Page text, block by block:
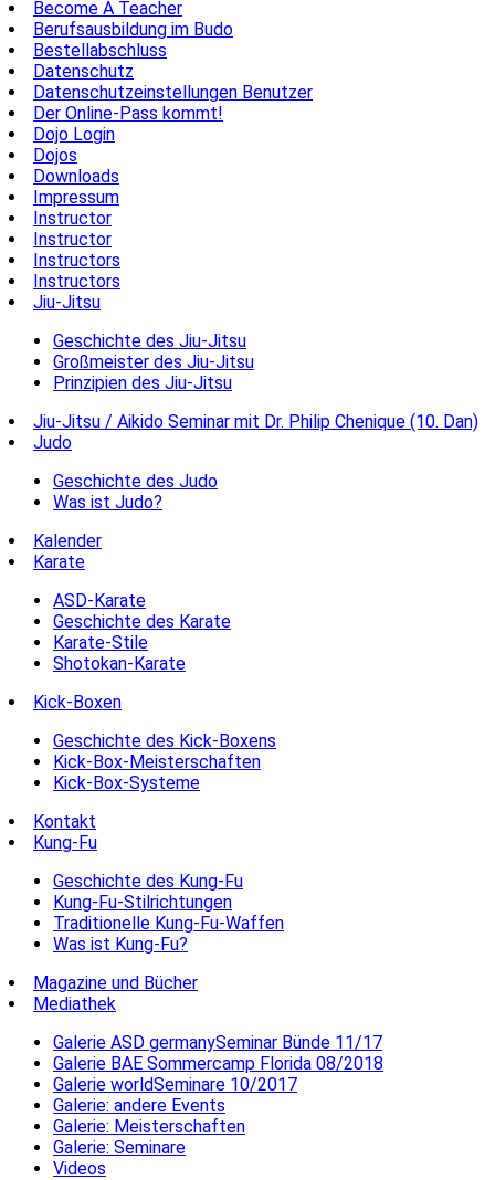
Become A Teacher
Berufsausbildung im Budo
Bestellabschluss
Datenschutz
Datenschutzeinstellungen Benutzer
Der Online-Pass kommt!
Dojo Login
Dojos
Downloads
Impressum
Instructor
Instructor
Instructors
Instructors
Jiu-Jitsu
Geschichte des Jiu-Jitsu
Großmeister des Jiu-Jitsu
Prinzipien des Jiu-Jitsu
Jiu-Jitsu / Aikido Seminar mit Dr. Philip Chenique (10. Dan)
Judo
Geschichte des Judo
Was ist Judo?
Kalender
Karate
ASD-Karate
Geschichte des Karate
Karate-Stile
Shotokan-Karate
Kick-Boxen
Geschichte des Kick-Boxens
Kick-Box-Meisterschaften
Kick-Box-Systeme
Kontakt
Kung-Fu
Geschichte des Kung-Fu
Kung-Fu-Stilrichtungen
Traditionelle Kung-Fu-Waffen
Was ist Kung-Fu?
Magazine und Bücher
Mediathek
Galerie ASD germanySeminar Bünde 11/17
Galerie BAE Sommercamp Florida 08/2018
Galerie worldSeminare 10/2017
Galerie: andere Events
Galerie: Meisterschaften
Galerie: Seminare
Videos